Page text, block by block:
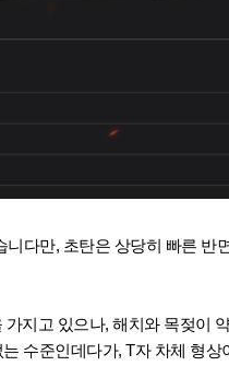
다만, 초탄은 상당히 빠른 반
지고 있으나, 해치와 목젖이
수준인데다가, T자 차체 형